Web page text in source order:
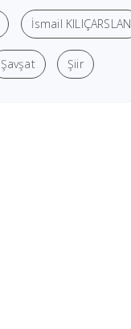
İsmail KILIÇARSLAN
Şavşat Şiir